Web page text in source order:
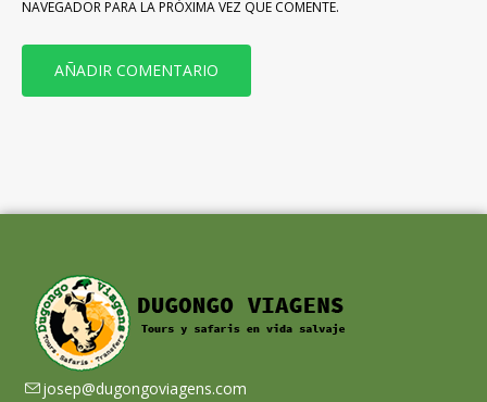
GUARDA MI NOMBRE, CORREO ELECTRÓNICO Y WEB EN ESTE